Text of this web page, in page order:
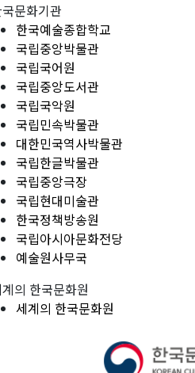
문화기관
한국예술종합학교
국립중앙박물관
국립국어원
국립중앙도서관
국립국악원
국립민속박물관
대한민국역사박물관
국립한글박물관
국립중앙극장
국립현대미술관
한국정책방송원
국립아시아문화전당
예술원사무국
의 한국문화원
세계의 한국문화원